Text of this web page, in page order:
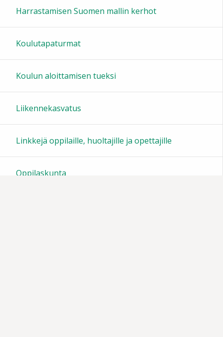
20:00
21:00
Harrastamisen Suomen mallin kerhot
Koulutapaturmat
Koulun aloittamisen tueksi
Liikennekasvatus
Linkkejä oppilaille, huoltajille ja opettajille
Oppilaskunta